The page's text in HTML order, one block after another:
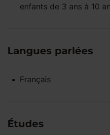
enfants de 3 ans à 10
Langues parlées
Français
Études